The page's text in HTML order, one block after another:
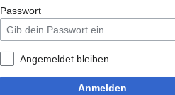
Passwort
Angemeldet bleiben
Anmelden